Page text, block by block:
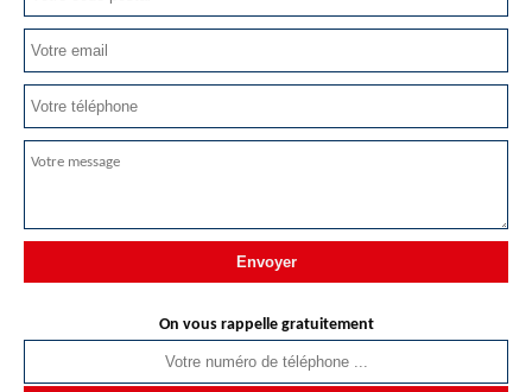
On vous rappelle gratuitement